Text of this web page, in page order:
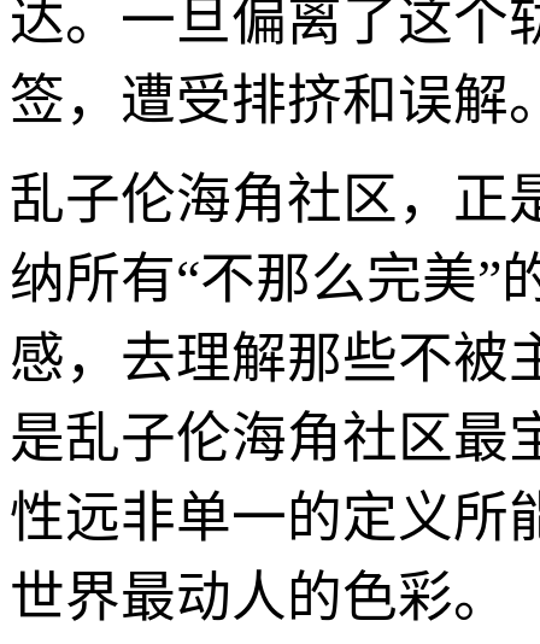
达。一旦偏离了这个
签，遭受排挤和误解
乱子伦海角社区，正
纳所有“不那么完美”
感，去理解那些不被
是乱子伦海角社区最
性远非单一的定义所
世界最动人的色彩。